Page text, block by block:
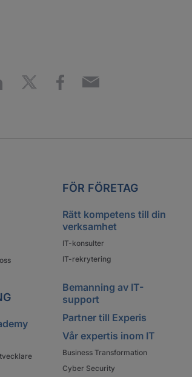
FÖR FÖRETAG
Rätt kompetens till din
verksamhet
IT-konsulter
IT-rekrytering
Bemanning av IT-
support
Partner till Experis
Vår expertis inom IT
Business Transformation
Cyber Security